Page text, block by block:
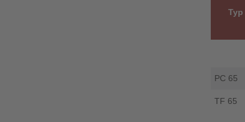
Typ
PC 65
TF 65